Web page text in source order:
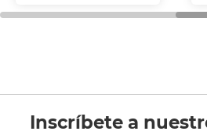
Inscríbete a